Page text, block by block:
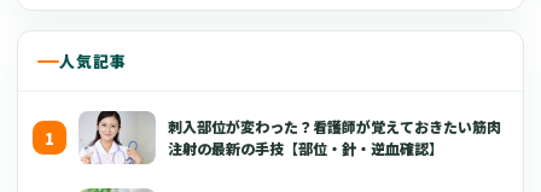
人気記事
刺入部位が変わった？看護師が覚えておきたい筋肉
注射の最新の手技【部位・針・逆血確認】